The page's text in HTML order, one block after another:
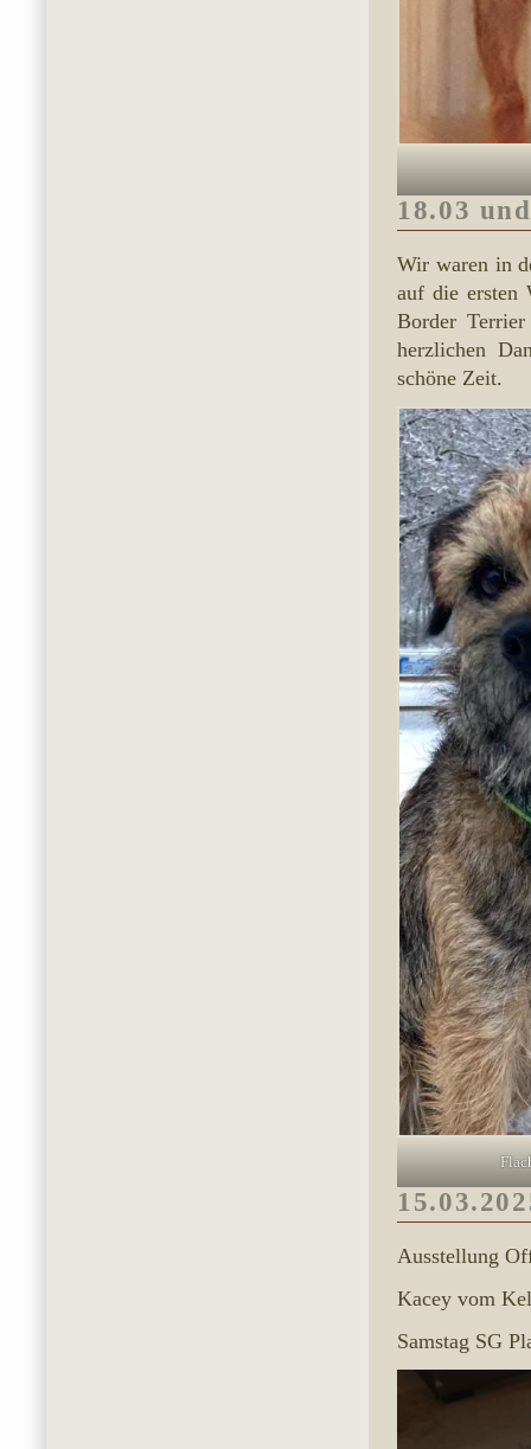
18.03
Wir waren in
auf die ersten
Border
herzlichen
schöne Zeit.
Ausstellung
Kacey vom
Samstag SG